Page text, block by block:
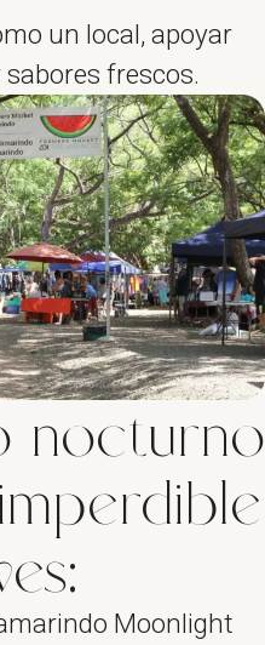
un local, apoyar
frescos.
nocturno
Moonlight